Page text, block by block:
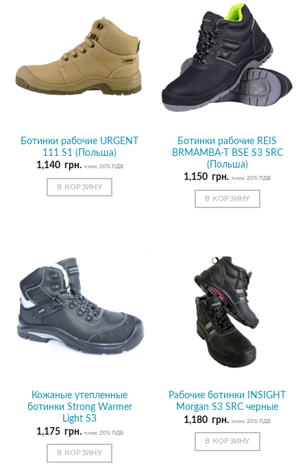
Ботинки рабочие URGENT
111 S1 (Польша)
1,140 грн. плюс 20% ПДВ
В КОРЗИНУ
Ботинки рабочие REIS
BRMAMBA-T BSE S3 SRC
(Польша)
1,150 грн. плюс 20% ПДВ
В КОРЗИНУ
Кожаные утепленные
ботинки Strong Warmer
Light S3
1,175 грн. плюс 20% ПДВ
В КОРЗИНУ
Рабочие ботинки INSIGHT
Morgan S3 SRC черные
1,180 грн. плюс 20% ПДВ
В КОРЗИНУ